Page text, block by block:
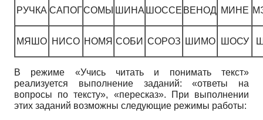
РУЧКА САПОГСОМЫ ШИНА ШОССЕ ВЕНОД МИНЕ
МЯШО НИСО НОМЯ СОБИ СОРОЗ ШИМО ШОСУ
В режиме «Учись читать и понимать текст»
реализуется выполнение заданий: «ответы на
вопросы по тексту», «пересказ». При выполнении
этих заданий возможны следующие режимы работы: